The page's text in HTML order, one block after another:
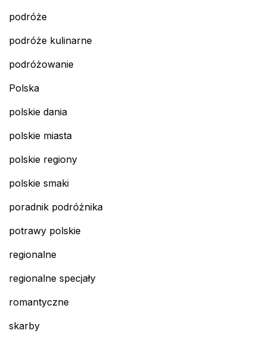
podróże
podróże kulinarne
podróżowanie
Polska
polskie dania
polskie miasta
polskie regiony
polskie smaki
poradnik podróżnika
potrawy polskie
regionalne
regionalne specjały
romantyczne
skarby